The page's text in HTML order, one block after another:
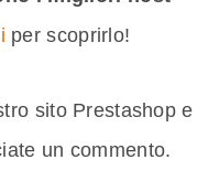
per scoprirlo!
sito Prestashop e
un commento.